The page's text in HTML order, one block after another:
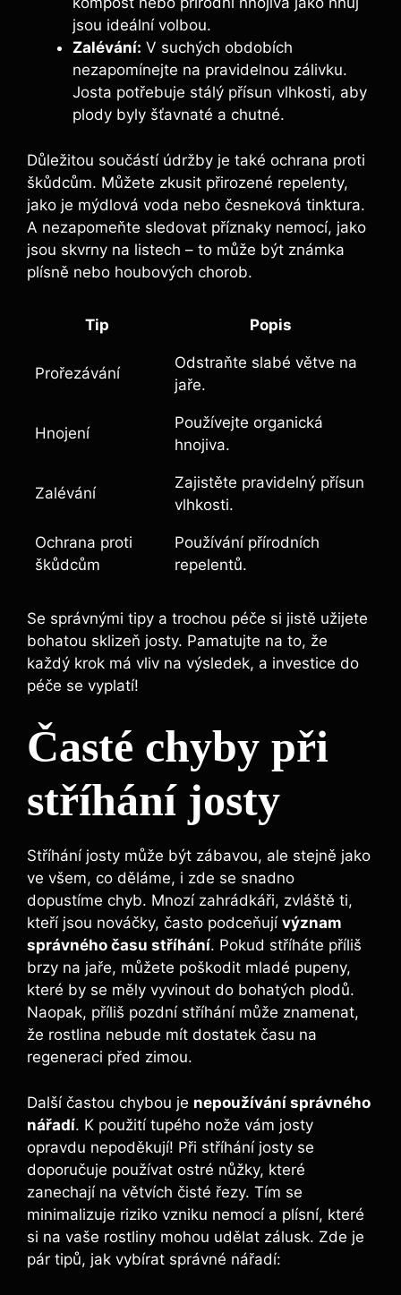
jsou ideální volbou.
Zalévání: V suchých obdobích
nezapomínejte na pravidelnou ⁤zálivku.
Josta potřebuje stálý přísun vlhkosti, aby
plody⁢ byly šťavnaté a chutné.
Důležitou součástí údržby je také ochrana‌ proti
škůdcům. Můžete zkusit přirozené repelenty,
jako je mýdlová voda nebo česneková tinktura.
A nezapomeňte ⁤sledovat příznaky nemocí, jako
jsou skvrny ‌na listech – to může být známka
plísně nebo ​houbových chorob.
Tip Popis
Prořezávání
Odstraňte slabé větve na
jaře.
Hnojení
Používejte organická
hnojiva.
Zalévání
Zajistěte pravidelný přísun
vlhkosti.
Ochrana proti
škůdcům
Používání ⁣přírodních
repelentů.
Se správnými tipy a trochou péče si jistě užijete
bohatou sklizeň josty.‌ Pamatujte na to, že
každý krok má vliv na výsledek, a investice do
péče se vyplatí!
Časté chyby při
stříhání josty
Stříhání josty může být zábavou, ale stejně jako
ve všem,​ co děláme, i zde‌ se snadno
dopustíme chyb. Mnozí zahrádkáři, ⁣zvláště ti,
kteří jsou nováčky, často podceňují význam
správného času⁢ stříhání. Pokud ⁢stříháte příliš
brzy na jaře, ⁢můžete poškodit mladé pupeny, ​
které by​ se měly vyvinout do bohatých plodů.
‌Naopak, příliš pozdní stříhání ⁣může znamenat,
že rostlina nebude mít dostatek‌ času na
regeneraci před zimou.
Další ​častou chybou je nepoužívání správného
nářadí. K použití⁢ tupého nože vám josty
opravdu nepoděkují! Při stříhání josty ⁤se
doporučuje používat ostré nůžky,‌ které
zanechají na větvích čisté řezy. ‌Tím se
minimalizuje riziko vzniku ​nemocí a​ plísní, které
si na vaše rostliny mohou udělat zálusk. Zde je
pár tipů, jak vybírat správné nářadí: